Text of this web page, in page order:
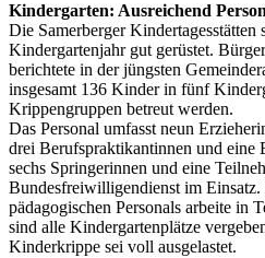
Kindergarten: Ausreichend
Die Samerberger Kindertagesstätten
Kindergartenjahr gut gerüstet.
berichtete in der jüngsten
insgesamt 136 Kinder in fünf
Krippengruppen betreut werden.
Das Personal umfasst neun
drei Berufspraktikantinnen und eine
sechs Springerinnen und eine
Bundesfreiwilligendienst im
pädagogischen Personals arbeite in
sind alle Kindergartenplätze
Kinderkrippe sei voll ausgelastet.